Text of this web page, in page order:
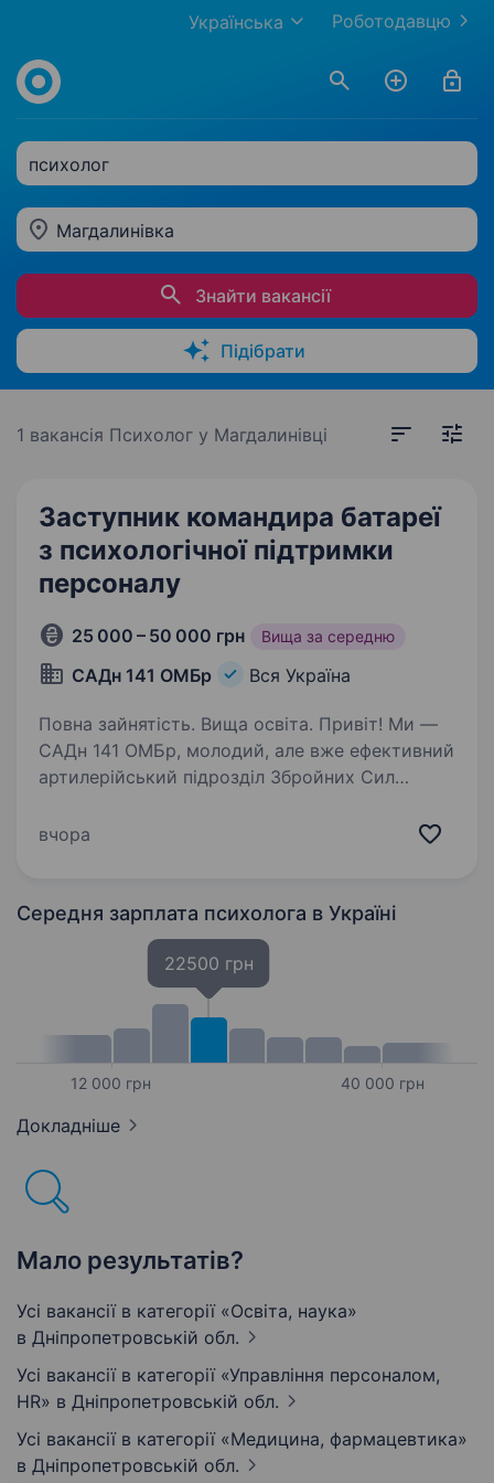
Роботодавцю
Українська
психолог
Магдалинівка
Знайти вакансії
Підібрати
1 вакансія Психолог у Магдалинівці
Заступник командира батареї
з психологічної підтримки
персоналу
25 000 – 50 000 грн Вища за середню
САДн 141 ОМБр Вся Україна
Повна зайнятість. Вища освіта. Привіт! Ми —
САДн 141 ОМБр, молодий, але вже ефективний
артилерійський підрозділ Збройних Сил
найсучаснішими методами, підтримуючи один
вчора
Середня зарплата психолога в Україні
12 000 грн
22500 грн
40 000 грн
Докладніше
Мало результатів?
Усі вакансії в категорії «Освіта, наука»
в Дніпропетровській обл.
Усі вакансії в категорії «Управління персоналом,
HR» в Дніпропетровській обл.
Усі вакансії в категорії «Медицина, фармацевтика»
в Дніпропетровській обл.